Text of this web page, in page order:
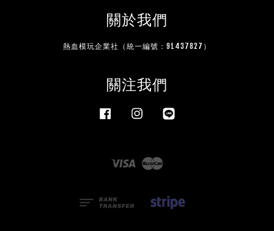
關於我們
熱血模玩企業社（統一編號：91437827）
關注我們
Facebook Instagram
Visa